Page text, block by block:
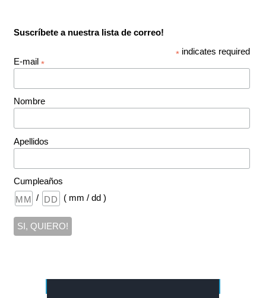
Suscríbete a nuestra lista de correo!
* indicates required
E-mail *
Nombre
Apellidos
Cumpleaños
/
( mm / dd )